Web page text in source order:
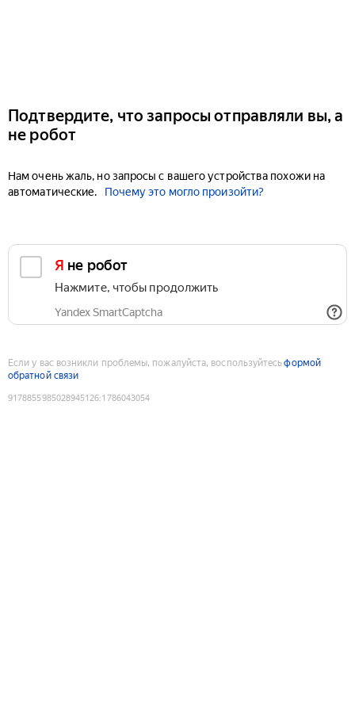
Подтвердите, что запросы отправляли вы, а
не робот
Нам очень жаль, но запросы с вашего устройства похожи на
автоматические.
Почему это могло произойти?
Я не робот
Нажмите, чтобы продолжить
Yandex SmartCaptcha
Если у вас возникли проблемы, пожалуйста, воспользуйтесьформой
обратной связи
9178855985028945126:1786043054